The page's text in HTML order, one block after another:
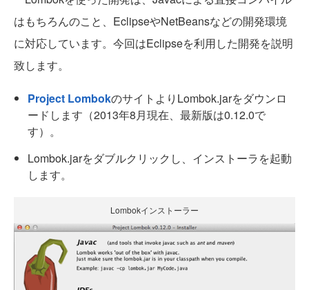
はもちろんのこと、EclipseやNetBeansなどの開発環境
に対応しています。今回はEclipseを利用した開発を説明
致します。
Project LombokのサイトよりLombok.jarをダウンロ
ードします（2013年8月現在、最新版は0.12.0で
す）。
Lombok.jarをダブルクリックし、インストーラを起動
します。
Lombokインストーラー